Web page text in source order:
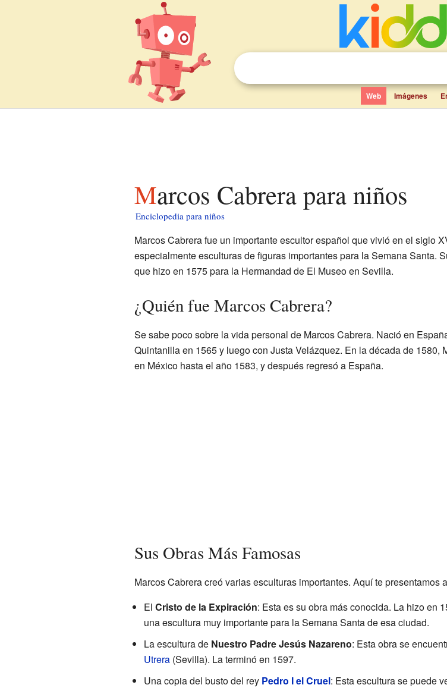
Web Imágenes
Marcos Cabrera para niños
Enciclopedia para niños
Marcos Cabrera fue un importante escultor español que vivió en el siglo
especialmente esculturas de figuras importantes para la Semana Santa.
que hizo en 1575 para la Hermandad de El Museo en Sevilla.
¿Quién fue Marcos Cabrera?
Se sabe poco sobre la vida personal de Marcos Cabrera. Nació en
Quintanilla en 1565 y luego con Justa Velázquez. En la década de 1580,
en México hasta el año 1583, y después regresó a España.
Sus Obras Más Famosas
Marcos Cabrera creó varias esculturas importantes. Aquí te presentamos
El Cristo de la Expiración: Esta es su obra más conocida. La hizo en
una escultura muy importante para la Semana Santa de esa ciudad.
La escultura de Nuestro Padre Jesús Nazareno: Esta obra se
Utrera(Sevilla). La terminó en 1597.
Una copia del busto del rey Pedro I el Cruel: Esta escultura se puede